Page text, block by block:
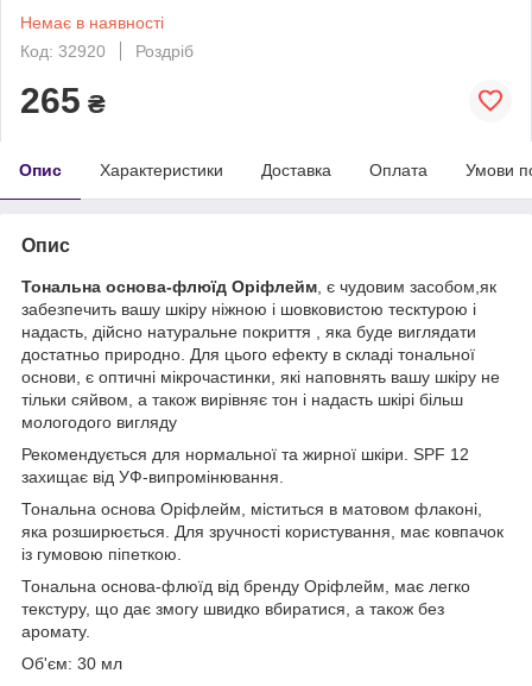
Немає в наявності
Код: 32920
Роздріб
265 ₴
Опис Характеристики Доставка Оплата Умови
Опис
Тональна основа-флюїд Оріфлейм , є чудовим засобом,як
забезпечить вашу шкіру ніжною і шовковистою тесктурою і
надасть, дійсно натуральне покриття , яка буде виглядати
достатньо природно. Для цього ефекту в складі тональної
основи, є оптичні мікрочастинки, які наповнять вашу шкіру не
тільки сяйвом, а також вирівняє тон і надасть шкірі більш
мологодого вигляду
Рекомендується для нормальної та жирної шкіри. SPF 12
захищає від УФ-випромінювання.
Тональна основа Оріфлейм, міститься в матовом флаконі,
яка розширюється. Для зручності користування, має ковпачок
із гумовою піпеткою.
Тональна основа-флюїд від бренду Оріфлейм, має легко
текстуру, що дає змогу швидко вбиратися, а також без
аромату.
Об'єм: 30 мл